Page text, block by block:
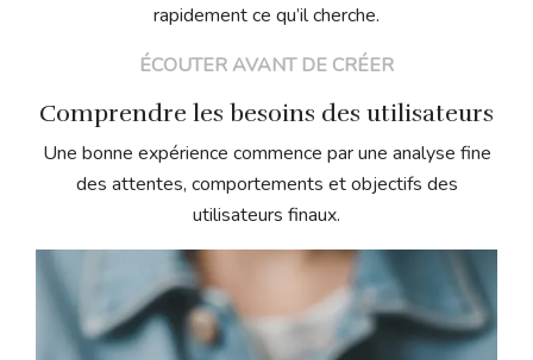
rapidement ce qu’il cherche.
ÉCOUTER AVANT DE CRÉER
Comprendre les besoins des utilisateurs
Une bonne expérience commence par une analyse fine
des attentes, comportements et objectifs des
utilisateurs finaux.